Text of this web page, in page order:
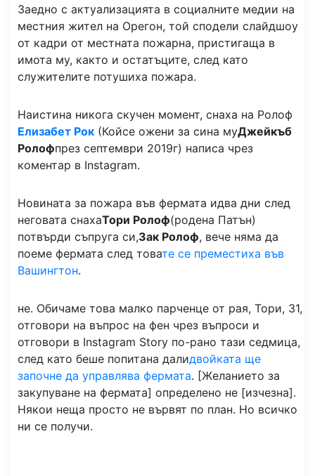
Заедно с актуализацията в социалните медии на
местния жител на Орегон, той сподели слайдшоу
от кадри от местната пожарна, пристигаща в
имота му, както и остатъците, след като
служителите потушиха пожара.
Наистина никога скучен момент, снаха на Ролоф
Елизабет Рок (Койсе ожени за сина муДжейкъб
Ролофпрез септември 2019г) написа чрез
коментар в Instagram.
Новината за пожара във фермата идва дни след
неговата снахаТори Ролоф(родена Патън)
потвърди съпруга си,Зак Ролоф, вече няма да
поеме фермата след товате се преместиха във
Вашингтон.
не. Обичаме това малко парченце от рая, Тори, 31,
отговори на въпрос на фен чрез въпроси и
отговори в Instagram Story по-рано тази седмица,
след като беше попитана далидвойката ще
започне да управлява фермата. [Желанието за
закупуване на фермата] определено не [изчезна].
Някои неща просто не вървят по план. Но всичко
ни се получи.